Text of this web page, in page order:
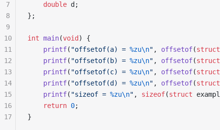
    double
d;
};
int main(void ) {
    printf
( "offsetof(a) = %zu\n" , offsetof(struct
    printf
( "offsetof(b) = %zu\n" , offsetof(struct
    printf
( "offsetof(c) = %zu\n" , offsetof(struct
    printf
( "offsetof(d) = %zu\n" , offsetof(struct
    printf
( "sizeof = %zu\n" , sizeof(struct
    return
0;
}
7
8
9
10
11
12
13
14
15
16
17